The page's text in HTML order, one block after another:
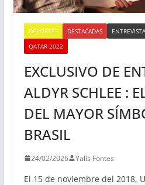
DEPORTES DESTACADAS
QATAR 2022
EXCLUSIVO DE
ALDYR SCHLEE :
DEL MAYOR
BRASIL
24/02/2026 Yalis Fontes
El 15 de noviembre del 2018,